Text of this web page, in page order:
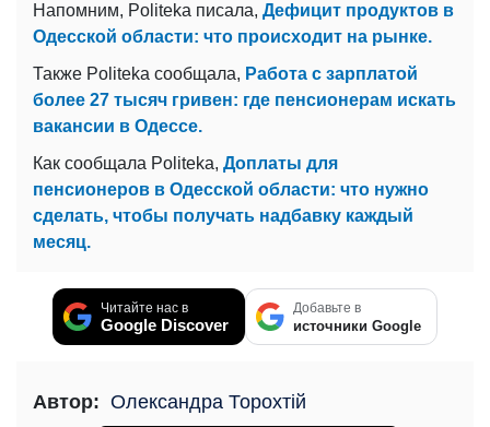
Напомним, Politeka писала, Дефицит продуктов в
Одесской области: что происходит на рынке.
Также Politeka сообщала, Работа с зарплатой
более 27 тысяч гривен: где пенсионерам искать
вакансии в Одессе.
Как сообщала Politeka, Доплаты для
пенсионеров в Одесской области: что нужно
сделать, чтобы получать надбавку каждый
месяц.
Читайте нас в
Google Discover
Добавьте в
источники Google
Автор: Олександра Торохтій